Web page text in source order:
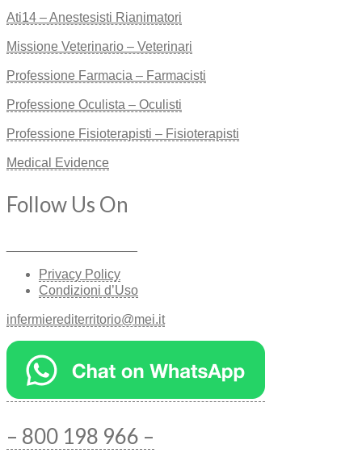
Ati14 – Anestesisti Rianimatori
Missione Veterinario – Veterinari
Professione Farmacia – Farmacisti
Professione Oculista – Oculisti
Professione Fisioterapisti – Fisioterapisti
Medical Evidence
Follow Us On
Privacy Policy
Condizioni d’Uso
infermierediterritorio@mei.it
– 800 198 966 –